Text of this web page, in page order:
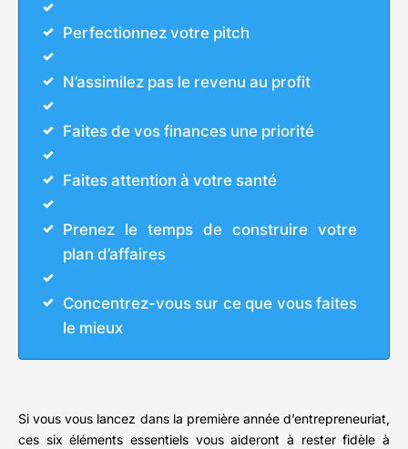
Perfectionnez votre pitch
N’assimilez pas le revenu au profit
Faites de vos finances une priorité
Faites attention à votre santé
Prenez le temps de construire votre
plan d’affaires
Concentrez-vous sur ce que vous faites
le mieux
Si vous vous lancez dans la première année d’entrepreneuriat,
ces six éléments essentiels vous aideront à rester fidèle à